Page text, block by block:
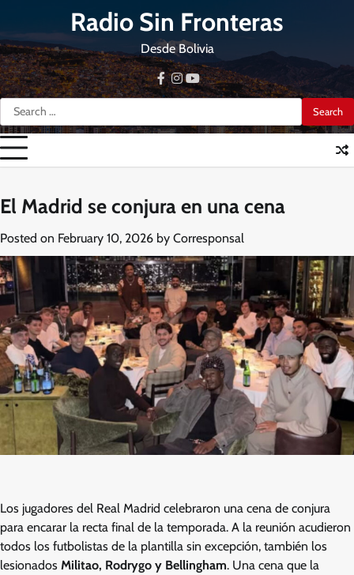
content
Radio Sin Fronteras
Desde Bolivia
Search
for:
facebook
instagram
youtube
El Madrid se conjura en una cena
Posted on February 10, 2026 by Corresponsal
Los jugadores del Real Madrid celebraron una cena de conjura
para encarar la recta final de la temporada. A la reunión acudieron
todos los futbolistas de la plantilla sin excepción, también los
lesionados Militao, Rodrygo y Bellingham. Una cena que la